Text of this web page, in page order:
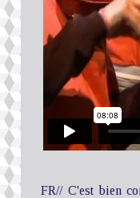
FR// C'est bien